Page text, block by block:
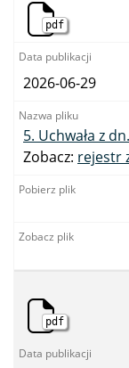
pdf
2026-06-29
5. Uchwała z
Zobacz: rejestr
z
22.10.2019
pdf